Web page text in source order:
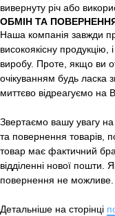
вивернуту річ або
ОБМІН ТА
Наша компанія завжди
високоякісну
виробу. Проте, якщо ви
очікуванням будь ласка
миттєво відреагуємо на
Звертаємо вашу увагу
та повернення товарів,
товар має фактичний
відділенні нової пошти.
повернення не можливе.
Детальніше на сторінці